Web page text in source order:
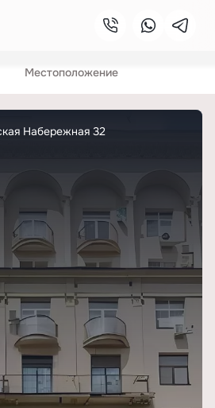
Местоположение
Набережная 32